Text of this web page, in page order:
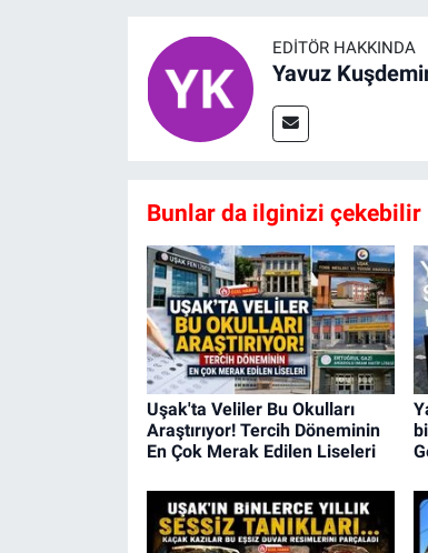
EDITÖR HAKKINDA
Yavuz
Bunlar da ilginizi çekebilir
Uşak'ta Veliler Bu Okulları
Araştırıyor! Tercih Döneminin
En Çok Merak Edilen Liseleri